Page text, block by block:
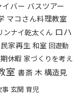
バー バスツアー
マコさん料理教室
ンナイ乾太くん ロハ
家再生 和室 回遊動
休暇 家づくりを考え
室 書斎 木構造見
事 玄関 育児